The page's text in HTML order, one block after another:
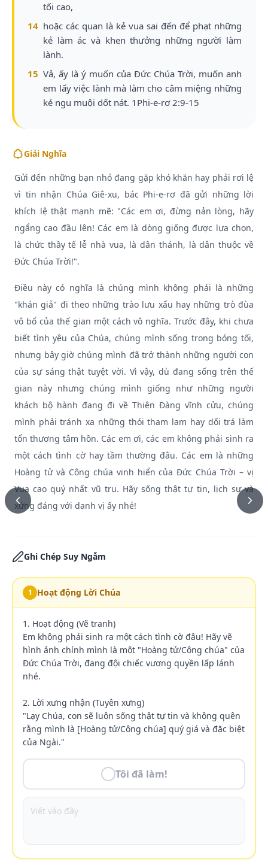
tối cao,
14 hoặc các quan là kẻ vua sai đến để phạt những
kẻ làm ác và khen thưởng những người làm
lành.
15 Vả, ấy là ý muốn của Đức Chúa Trời, muốn anh
em lấy việc lành mà làm cho câm miệng những
kẻ ngu muội dốt nát. 1Phi-e-rơ 2:9-15
Giải Nghĩa
Gửi đến những bạn nhỏ đang gặp khó khăn hay phải rơi lệ
vì tin nhận Chúa Giê-xu, bác Phi-e-rơ đã gửi những lời
khích lệ thật mạnh mẽ: "Các em ơi, đừng nản lòng, hãy
ngẩng cao đầu lên! Các em là dòng giống được lựa chọn,
là chức thầy tế lễ nhà vua, là dân thánh, là dân thuộc về
Đức Chúa Trời!".
Điều này có nghĩa là chúng mình không phải là những
"khán giả" đi theo những trào lưu xấu hay những trò đùa
vô bổ của thế gian một cách vô nghĩa. Trước đây, khi chưa
biết tình yêu của Chúa, chúng mình sống trong bóng tối,
nhưng bây giờ chúng mình đã trở thành những người con
của sự sáng thật tuyệt vời. Vì vậy, dù đang sống trên thế
gian này nhưng chúng mình giống như những người
khách bộ hành đang đi về Thiên Đàng vĩnh cửu, chúng
mình phải tránh xa những thói tham lam hay dối trá làm
tổn thương tâm hồn. Các em ơi, các em không phải sinh ra
một cách tình cờ hay tầm thường đâu. Các em là những
Hoàng tử và Công chúa vinh hiển của Đức Chúa Trời – vị
Vua cao quý nhất vũ trụ. Hãy sống thật tự tin, lịch sự và
xứng đáng với danh vị ấy nhé!
Ghi Chép Suy Ngẫm
1 Hoạt động Lời Chúa
1. Hoạt động (Vẽ tranh)
Em không phải sinh ra một cách tình cờ đâu! Hãy vẽ
hình ảnh chính mình là một "Hoàng tử/Công chúa" của
Đức Chúa Trời, đang đội chiếc vương quyền lấp lánh
nhé.
2. Lời xưng nhận (Tuyên xưng)
"Lạy Chúa, con sẽ luôn sống thật tự tin và không quên
rằng mình là [Hoàng tử/Công chúa] quý giá và đặc biệt
của Ngài."
Tôi đã làm!